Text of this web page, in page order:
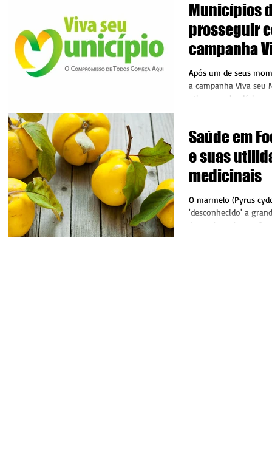
Municípios
prosseguir
campanha
Município,
Após um de seus
a campanha Viva
ativa no calendário
Saúde em
e suas
medicinais
O marmelo (Pyrus
'desconhecido' a
é popular pela